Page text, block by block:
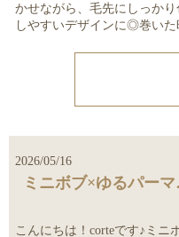
かせながら、毛先にしっか
しやすいデザインに◎巻い
2026/05/16
ミニボブ×ゆるパー
こんにちは！corteです♪ミ